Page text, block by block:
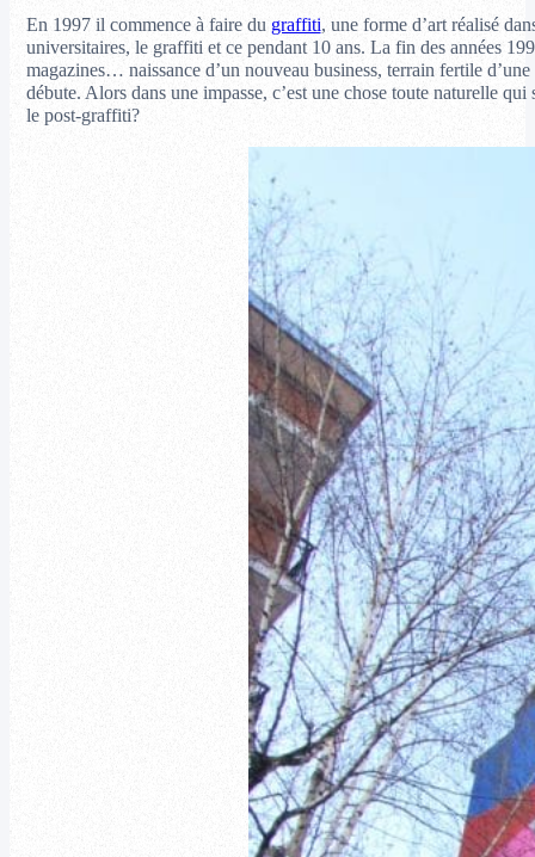
En 1997 il commence à faire du graffiti, une forme d’art réalisé
universitaires, le graffiti et ce pendant 10 ans. La fin des années
magazines… naissance d’un nouveau business, terrain fertile
débute. Alors dans une impasse, c’est une chose toute naturelle
le post-graffiti?